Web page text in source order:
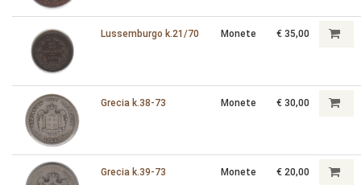
Lussemburgo k.21/70 Monete € 35,00
Grecia k.38-73 Monete € 30,00
Grecia k.39-73 Monete € 20,00